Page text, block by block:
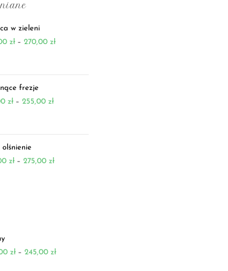
w zieleni
zł – 270,00 zł
frezje
zł – 255,00 zł
olśnienie
zł – 275,00 zł
zł – 245,00 zł